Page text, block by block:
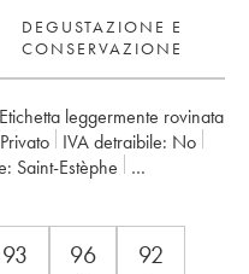
DEGUSTAZIONE E
CONSERVAZIONE
leggermente rovinata
privato IVA detraibile:
no
Saint-Estèphe
93 96 92